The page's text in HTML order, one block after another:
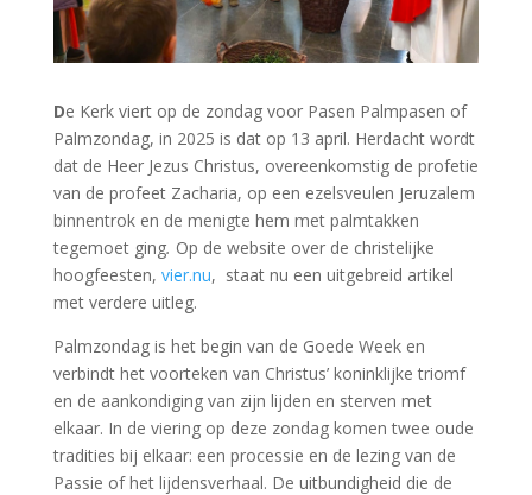
De Kerk viert op de zondag voor Pasen Palmpasen of
Palmzondag, in 2025 is dat op 13 april. Herdacht wordt
dat de Heer Jezus Christus, overeenkomstig de profetie
van de profeet Zacharia, op een ezelsveulen Jeruzalem
binnentrok en de menigte hem met palmtakken
tegemoet ging. Op de website over de christelijke
hoogfeesten, vier.nu, staat nu een uitgebreid artikel
met verdere uitleg.
Palmzondag is het begin van de Goede Week en
verbindt het voorteken van Christus’ koninklijke triomf
en de aankondiging van zijn lijden en sterven met
elkaar. In de viering op deze zondag komen twee oude
tradities bij elkaar: een processie en de lezing van de
Passie of het lijdensverhaal. De uitbundigheid die de